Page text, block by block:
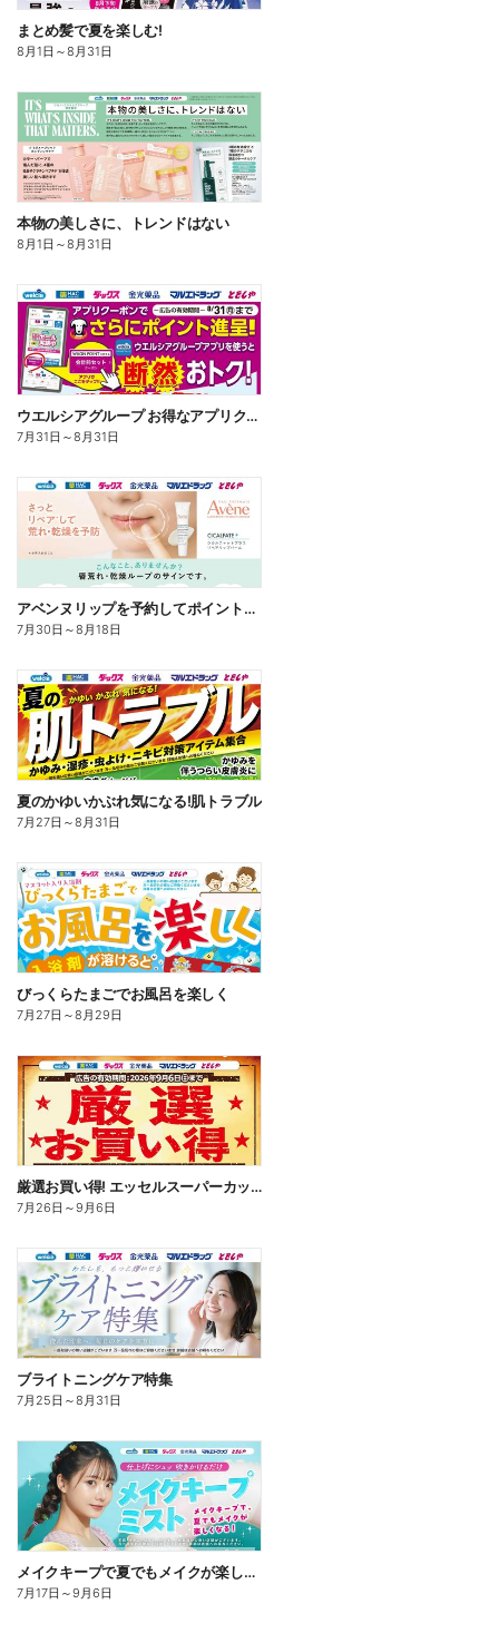
まとめ髪で夏を楽しむ!
8月1日 ～8月31日
本物の美しさに、トレンドはない
8月1日 ～8月31日
ウエルシアグループ お得なアプリクーポン
7月31日 ～8月31日
アベンヌリップを予約してポイントゲット!
7月30日 ～8月18日
夏のかゆいかぶれ気になる!肌トラブル
7月27日 ～8月31日
びっくらたまごでお風呂を楽しく
7月27日 ～8月29日
厳選お買い得! エッセルスーパーカップ
7月26日 ～9月6日
ブライトニングケア特集
7月25日 ～8月31日
メイクキープで夏でもメイクが楽しくなる!
7月17日 ～9月6日